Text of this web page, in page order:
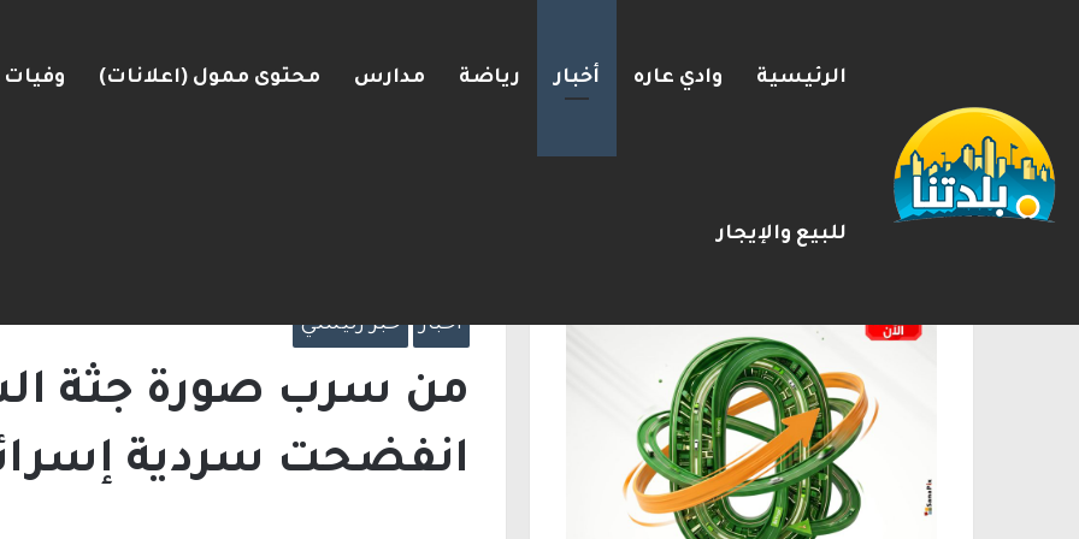
الرئيسية وادي عاره أخبار رياضة مدارس محتوى ممول (اعلانات) وفيات
للبيع والإيجار
يوآف سيغالوفيتش يستقيل من الكنيست ويغادر “يش عتيد”.. وترقب لوجهته
أخبار خبر رئيسي
من سرب صورة جثة
انفضحت سردية
الإعلانات